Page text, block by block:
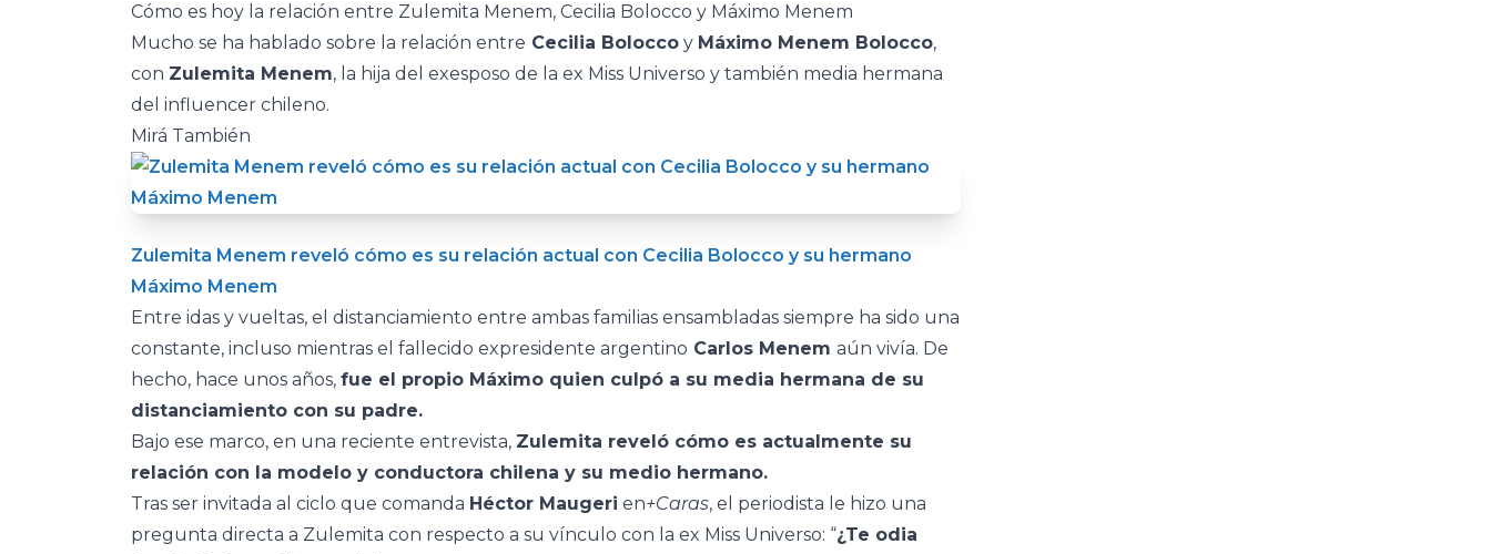
Cómo es hoy la relación entre Zulemita Menem, Cecilia Bolocco y Máximo Menem
Mucho se ha hablado sobre la relación entre Cecilia Bolocco y Máximo Menem Bolocco,
con Zulemita Menem, la hija del exesposo de la ex Miss Universo y también media hermana
del influencer chileno.
Mirá También
Zulemita Menem reveló cómo es su relación actual con Cecilia Bolocco y su hermano
Máximo Menem
Entre idas y vueltas, el distanciamiento entre ambas familias ensambladas siempre ha sido una
constante, incluso mientras el fallecido expresidente argentino Carlos Menem aún vivía. De
hecho, hace unos años, fue el propio Máximo quien culpó a su media hermana de su
distanciamiento con su padre.
Bajo ese marco, en una reciente entrevista, Zulemita reveló cómo es actualmente su
relación con la modelo y conductora chilena y su medio hermano.
Tras ser invitada al ciclo que comanda Héctor Maugeri en+Caras, el periodista le hizo una
pregunta directa a Zulemita con respecto a su vínculo con la ex Miss Universo: “¿Te odia